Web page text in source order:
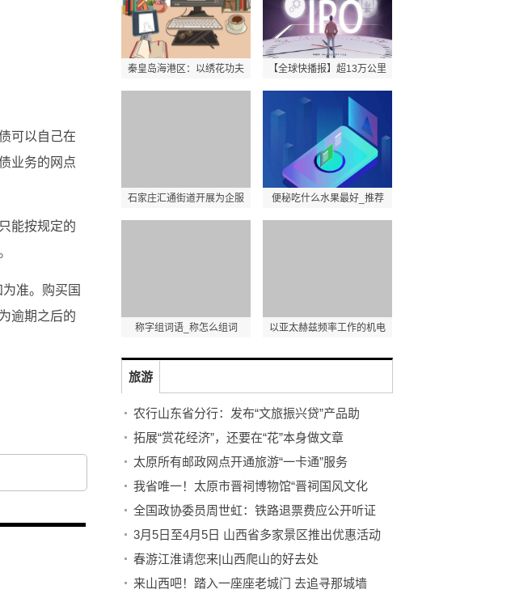
可以自己在
业务的网点
能按规定的
准。购买国
逾期之后的
秦皇岛海港区：以绣花功夫 【全球快播报】超13万公里
石家庄汇通街道开展为企服 便秘吃什么水果最好_推荐
称字组词语_称怎么组词 以亚太赫兹频率工作的机电
旅游
农行山东省分行：发布“文旅振兴贷”产品助
拓展“赏花经济”，还要在“花”本身做文章
太原所有邮政网点开通旅游“一卡通”服务
我省唯一！太原市晋祠博物馆“晋祠国风文化
全国政协委员周世虹：铁路退票费应公开听证
3月5日至4月5日 山西省多家景区推出优惠活动
春游江淮请您来|山西爬山的好去处
来山西吧！踏入一座座老城门 去追寻那城墙